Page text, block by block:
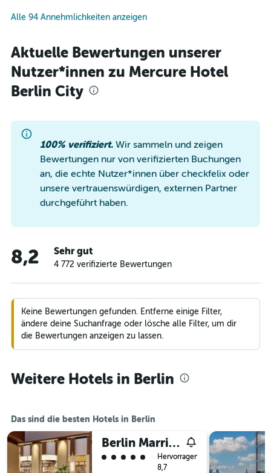
Alle 94 Annehmlichkeiten anzeigen
Aktuelle Bewertungen unserer
Nutzer*innen zu Mercure Hotel
Berlin City
100% verifiziert. Wir sammeln und zeigen
Bewertungen nur von verifizierten Buchungen
an, die echte Nutzer*innen über checkfelix oder
unsere vertrauenswürdigen, externen Partner
durchgeführt haben.
8,2 Sehr gut
4 772 verifizierte Bewertungen
Keine Bewertungen gefunden. Entferne einige Filter,
ändere deine Suchanfrage oder lösche alle Filter, um dir
die Bewertungen anzeigen zu lassen.
Weitere Hotels in Berlin
Das sind die besten Hotels in Berlin
Berlin Marriott Hotel
Bewertungskategorie 5
Hervorragend
8,7